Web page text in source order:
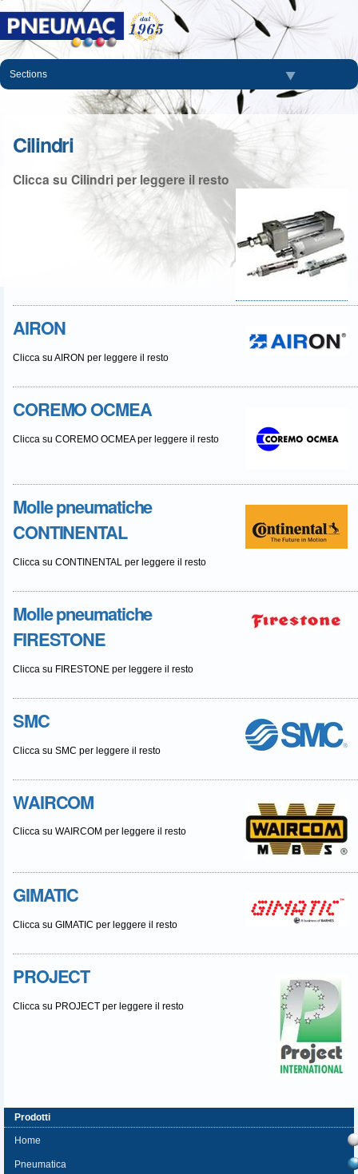
contenuti.
Salta
alla
navigazione
Sections
Cilindri
Clicca su Cilindri per leggere il resto
AIRON
Clicca su AIRON per leggere il resto
COREMO OCMEA
Clicca su COREMO OCMEA per leggere il resto
Molle pneumatiche
CONTINENTAL
Clicca su CONTINENTAL per leggere il resto
Molle pneumatiche
FIRESTONE
Clicca su FIRESTONE per leggere il resto
SMC
Clicca su SMC per leggere il resto
WAIRCOM
Clicca su WAIRCOM per leggere il resto
GIMATIC
Clicca su GIMATIC per leggere il resto
PROJECT
Clicca su PROJECT per leggere il resto
Prodotti
Home
Pneumatica